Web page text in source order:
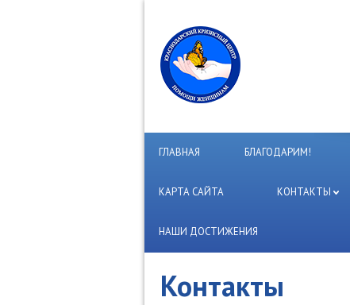
ГЛАВНАЯ БЛАГОДАРИМ!
КАРТА САЙТА КОНТАКТЫ
НАШИ ДОСТИЖЕНИЯ
Контакты